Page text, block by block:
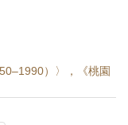
）〉，《桃園